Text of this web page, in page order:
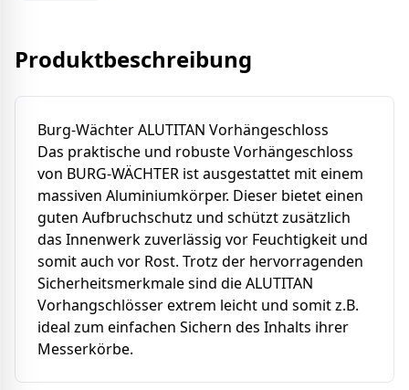
Produktbeschreibung
Burg-Wächter ALUTITAN Vorhängeschloss
Das praktische und robuste Vorhängeschloss
von BURG-WÄCHTER ist ausgestattet mit einem
massiven Aluminiumkörper. Dieser bietet einen
guten Aufbruchschutz und schützt zusätzlich
das Innenwerk zuverlässig vor Feuchtigkeit und
somit auch vor Rost. Trotz der hervorragenden
Sicherheitsmerkmale sind die ALUTITAN
Vorhangschlösser extrem leicht und somit z.B.
ideal zum einfachen Sichern des Inhalts ihrer
Messerkörbe.